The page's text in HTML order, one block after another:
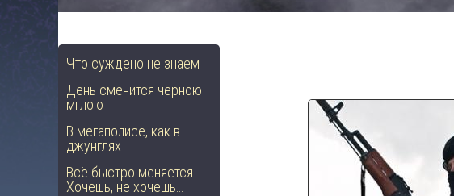
Что суждено не знаем
День сменится чёрною
мглою
В мегаполисе, как в
джунглях
Всё быстро меняется.
Хочешь, не хочешь…